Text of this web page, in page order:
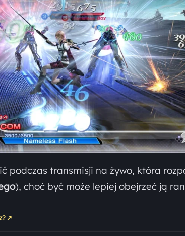
podczas transmisji na żywo, która
), choć być może lepiej obejrzeć ją
↗